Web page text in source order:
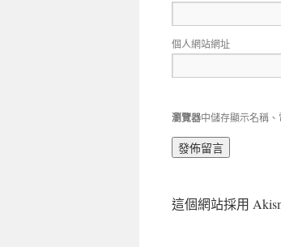
個人網站網址
瀏覽器中儲存顯示名稱
這個網站採用